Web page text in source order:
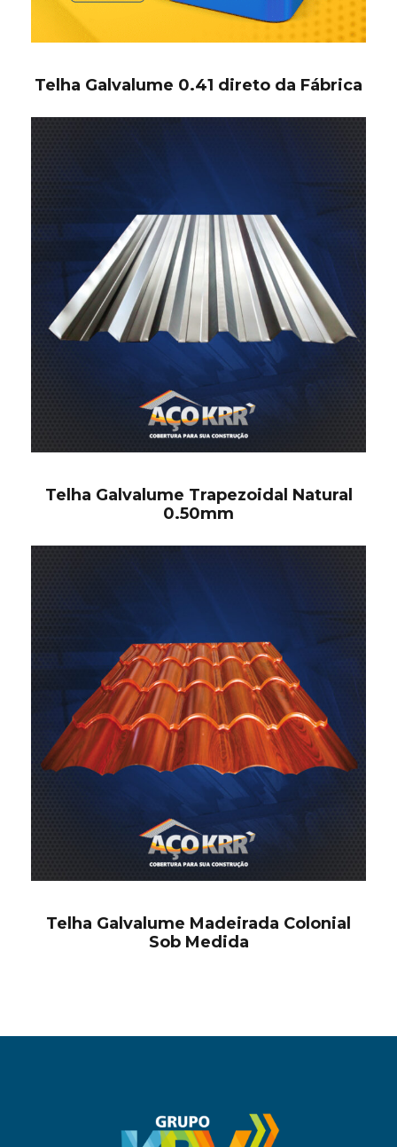
Telha Galvalume 0.41 direto da Fábrica
Telha Galvalume Trapezoidal Natural
0.50mm
Telha Galvalume Madeirada Colonial
Sob Medida